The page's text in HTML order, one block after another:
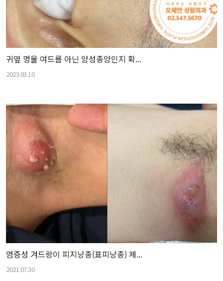
귀옆 멍울 여드름 아닌 양성종양인지 확...
2023.03.10
염증성 겨드랑이 피지낭종(표피낭종) 제...
2021.07.30